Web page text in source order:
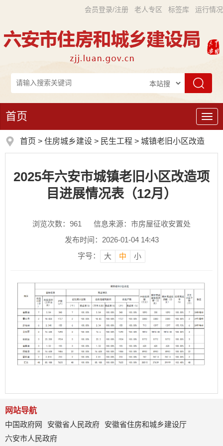
会员登录/注册 老人专区 标签库 运行情况
导
航
首页
首页 > 住房城乡建设 > 民生工程 > 城镇老旧小区改造
2025年六安市城镇老旧小区改造项
目进展情况表（12月）
浏览次数： 961
信息来源：市房屋征收安置处
发布时间：2026-01-04 14:43
字号：
大 中 小
网站导航
中国政府网
安徽省人民政府
安徽省住房和城乡建设厅
六安市人民政府